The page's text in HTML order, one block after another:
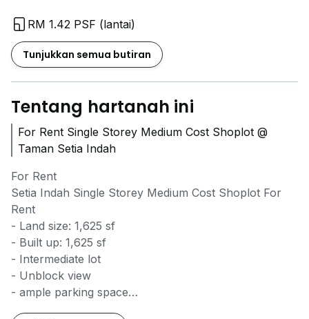
RM 1.42 PSF (lantai)
Tunjukkan semua butiran
Tentang hartanah ini
For Rent Single Storey Medium Cost Shoplot @
Taman Setia Indah
For Rent
Setia Indah Single Storey Medium Cost Shoplot For
Rent
- Land size: 1,625 sf
- Built up: 1,625 sf
- Intermediate lot
- Unblock view
- ample parking space